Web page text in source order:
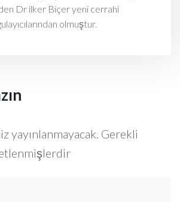
Dr ilker Biçer yeni cerrahi
olmuştur.
yayınlanmayacak. Gerekli